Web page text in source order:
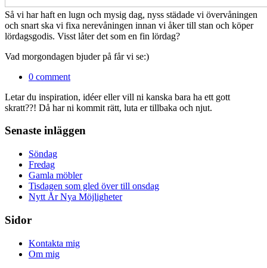
Så vi har haft en lugn och mysig dag, nyss städade vi övervåningen
och snart ska vi fixa nerevåningen innan vi åker till stan och köper
lördagsgodis. Visst låter det som en fin lördag?
Vad morgondagen bjuder på får vi se:)
0 comment
Letar du inspiration, idéer eller vill ni kanska bara ha ett gott
skratt??! Då har ni kommit rätt, luta er tillbaka och njut.
Senaste inläggen
Söndag
Fredag
Gamla möbler
Tisdagen som gled över till onsdag
Nytt År Nya Möjligheter
Sidor
Kontakta mig
Om mig